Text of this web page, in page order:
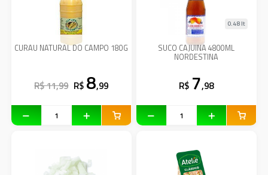
CURAU NATURAL DO CAMPO 180G
R$ 11,99 R$ 8,99
SUCO CAJUINA 4800ML
NORDESTINA
0.48 lt
R$ 7,98